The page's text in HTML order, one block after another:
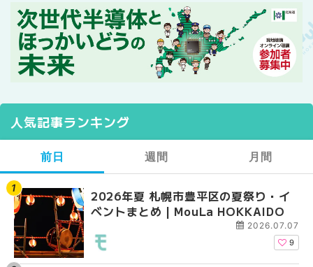
人気記事ランキング
前日
2026年夏 札幌市豊平区の夏祭り・イ
ベントまとめ | MouLa HOKKAIDO
2026.07.07
9
週間
【2026年最新】札幌
ガーデン｜オープン日
大通公園から穴場テ
月間
【2026年最新】札幌
ガーデン｜オープン日
大通公園から穴場テ